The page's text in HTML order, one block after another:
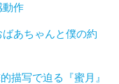
動作
あちゃんと僕の約
描写で迫る『蜜月』